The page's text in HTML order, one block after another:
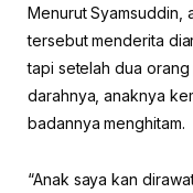
Menurut Syamsuddin,
tersebut menderita
tapi setelah dua orang
darahnya, anaknya
badannya menghitam.
“Anak saya kan